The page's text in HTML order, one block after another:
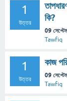
1
উত্তর
কি?
09
Tawfiq
1
উত্তর
কাজ
09
Tawfiq